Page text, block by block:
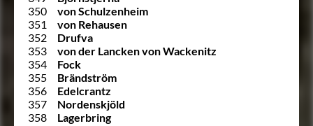
350
von Schulzenheim
351
von Rehausen
352
Drufva
353
von der Lancken von Wackenitz
354
Fock
355
Brändström
356
Edelcrantz
357
Nordenskjöld
358
Lagerbring